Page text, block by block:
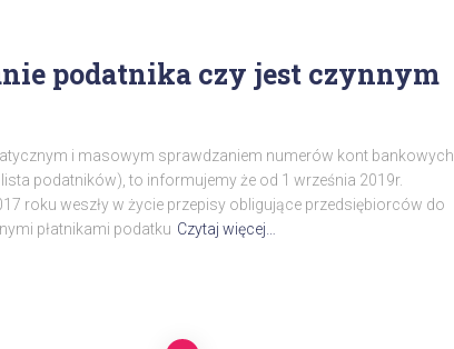
podatnika czy jest czynnym
i masowym sprawdzaniem numerów kont bankowych
podatników), to informujemy że od 1 września 2019r.
roku weszły w życie przepisy obligujące przedsiębiorców do
płatnikami podatku Czytaj więcej…